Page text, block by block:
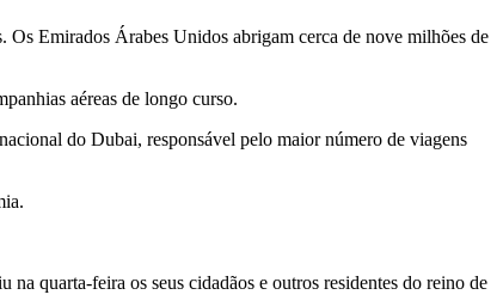
Os Emirados Árabes Unidos abrigam cerca de nove milhões de
aéreas de longo curso.
do Dubai, responsável pelo maior número de viagens
quarta-feira os seus cidadãos e outros residentes do reino de